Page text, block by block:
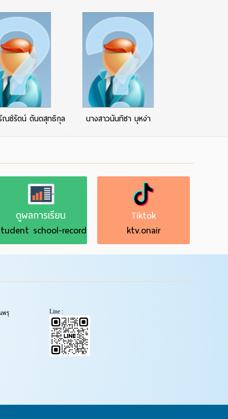
ณช์รัตน์ ตันตสุทธิกุล นางสาวนันทิชา บุหง่า
ดูผลการเรียน
school-record
Tiktok
ktv.onair
พรุ Line :